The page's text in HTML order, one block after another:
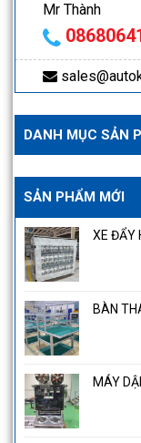
Mr Thành
DANH MỤC SẢN
SẢN PHẨM MỚI
XE ĐẨY
BÀN
MÁY